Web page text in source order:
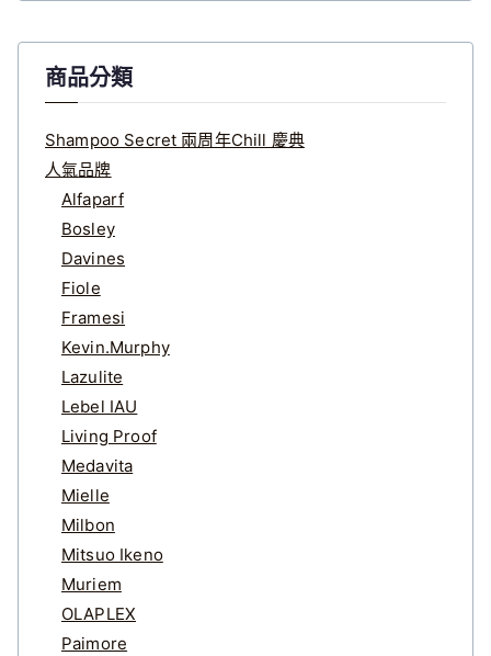
商品分類
Shampoo Secret 兩周年Chill 慶典
人氣品牌
Alfaparf
Bosley
Davines
Fiole
Framesi
Kevin.Murphy
Lazulite
Lebel IAU
Living Proof
Medavita
Mielle
Milbon
Mitsuo Ikeno
Muriem
OLAPLEX
Paimore